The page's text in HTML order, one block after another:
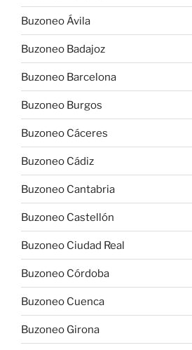
Buzoneo Ávila
Buzoneo Badajoz
Buzoneo Barcelona
Buzoneo Burgos
Buzoneo Cáceres
Buzoneo Cádiz
Buzoneo Cantabria
Buzoneo Castellón
Buzoneo Ciudad Real
Buzoneo Córdoba
Buzoneo Cuenca
Buzoneo Girona